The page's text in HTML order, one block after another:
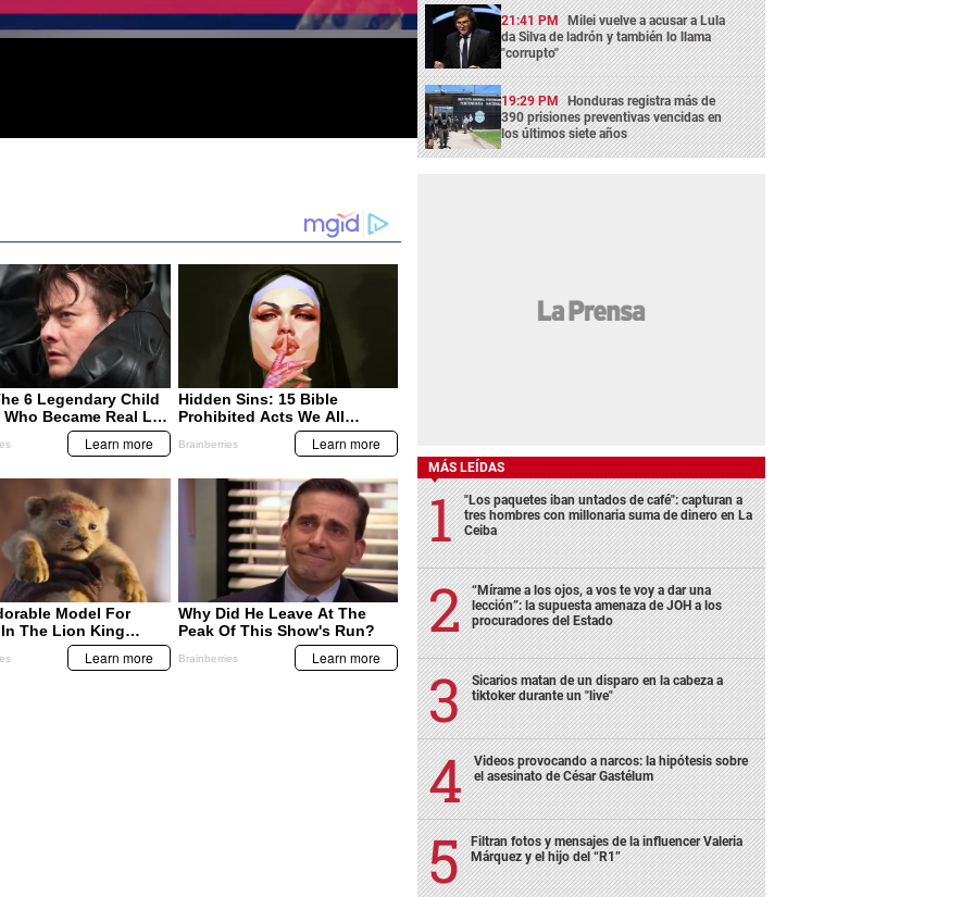
21:41 PM Milei vuelve a acusar a Lula
da Silva de ladrón y también lo llama
"corrupto"
19:29 PM Honduras registra más de
390 prisiones preventivas vencidas en
los últimos siete años
MÁS LEÍDAS
"Los paquetes iban untados de café": capturan a
tres hombres con millonaria suma de dinero en La
Ceiba
“Mírame a los ojos, a vos te voy a dar una
lección”: la supuesta amenaza de JOH a los
procuradores del Estado
Sicarios matan de un disparo en la cabeza a
tiktoker durante un "live"
Videos provocando a narcos: la hipótesis sobre
el asesinato de César Gastélum
Filtran fotos y mensajes de la influencer Valeria
Márquez y el hijo del “R1”